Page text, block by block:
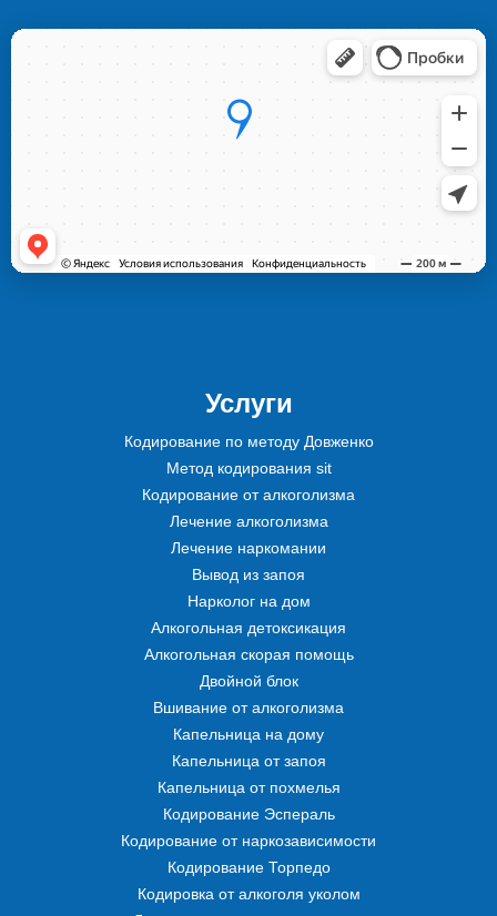
Услуги
Кодирование по методу Довженко
Метод кодирования sit
Кодирование от алкоголизма
Лечение алкоголизма
Лечение наркомании
Вывод из запоя
Нарколог на дом
Алкогольная детоксикация
Алкогольная скорая помощь
Двойной блок
Вшивание от алкоголизма
Капельница на дому
Капельница от запоя
Капельница от похмелья
Кодирование Эспераль
Кодирование от наркозависимости
Кодирование Торпедо
Кодировка от алкоголя уколом